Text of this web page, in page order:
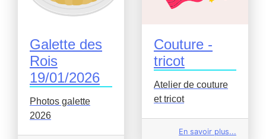
Galette des
Rois
19/01/2026
Photos galette
2026
Couture -
tricot
Atelier de couture
et tricot
En savoir plus...